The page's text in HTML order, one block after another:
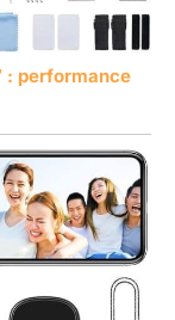
: performance